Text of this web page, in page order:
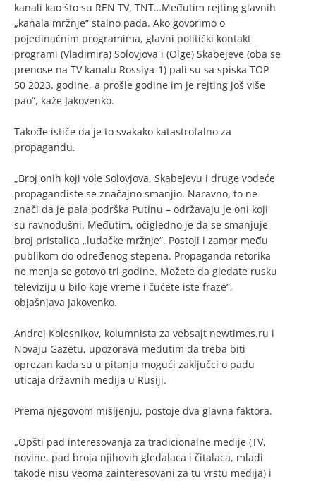
kanali kao što su REN TV, TNT…Međutim rejting glavnih
„kanala mržnje“ stalno pada. Ako govorimo o
pojedinačnim programima, glavni politički kontakt
programi (Vladimira) Solovjova i (Olge) Skabejeve (oba se
prenose na TV kanalu Rossiya-1) pali su sa spiska TOP
50 2023. godine, a prošle godine im je rejting još više
pao“, kaže Jakovenko.
Takođe ističe da je to svakako katastrofalno za
propagandu.
„Broj onih koji vole Solovjova, Skabejevu i druge vodeće
propagandiste se značajno smanjio. Naravno, to ne
znači da je pala podrška Putinu – održavaju je oni koji
su ravnodušni. Međutim, očigledno je da se smanjuje
broj pristalica „ludačke mržnje“. Postoji i zamor među
publikom do određenog stepena. Propaganda retorika
ne menja se gotovo tri godine. Možete da gledate rusku
televiziju u bilo koje vreme i čućete iste fraze“,
objašnjava Jakovenko.
Andrej Kolesnikov, kolumnista za vebsajt newtimes.ru i
Novaju Gazetu, upozorava međutim da treba biti
oprezan kada su u pitanju mogući zaključci o padu
uticaja državnih medija u Rusiji.
Prema njegovom mišljenju, postoje dva glavna faktora.
„Opšti pad interesovanja za tradicionalne medije (TV,
novine, pad broja njihovih gledalaca i čitalaca, mladi
takođe nisu veoma zainteresovani za tu vrstu medija) i